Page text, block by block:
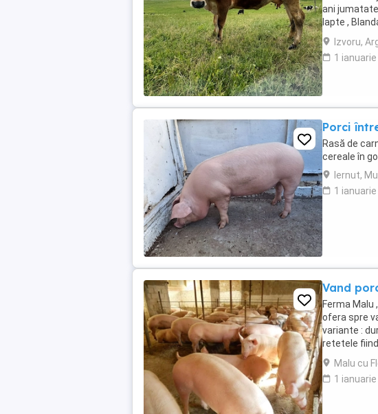
ani
lapte ,
dimineata si
Izvoru,
1 ianuarie
Porci
Rasă de
cereale în
Iernut,
1 ianuarie
Vand
Ferma Malu
ofera spre
variante :
retetele
autorizata ...
Malu cu
1 ianuarie